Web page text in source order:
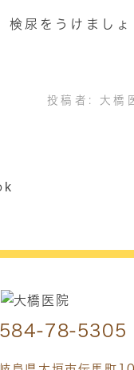
検尿をうけましょ
投稿者: 大橋
78-5305